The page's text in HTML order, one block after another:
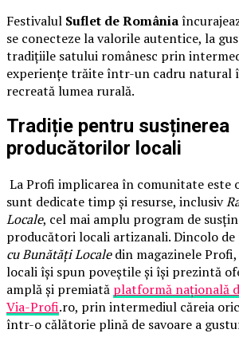
Festivalul Suflet de România
se conecteze la valorile autentice, la
tradițiile satului românesc prin
experiențe trăite într-un cadru natural
recreată lumea rurală.
Tradiție pentru susținerea
producătorilor locali
La Profi implicarea în comunitate este
sunt dedicate timp și resurse, inclusiv
Locale, cel mai amplu program de
producători locali artizanali. Dincolo de
cu Bunătăți Localedin magazinele
locali își spun poveștile și își prezintă
amplă și premiată platformă națională
Via-Profi.ro, prin intermediul căreia
într-o călătorie plină de savoare a